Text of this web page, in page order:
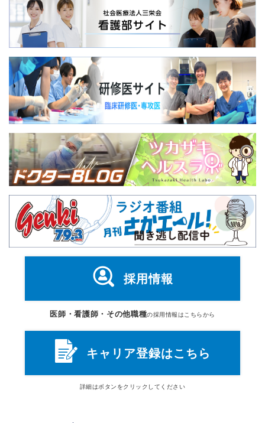
採用情報
医師・看護師・その他職種の採用情報はこちらから
キャリア登録はこちら
詳細はボタン をクリックしてください